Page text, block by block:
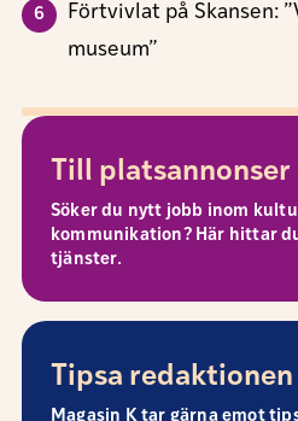
Förtvivlat på Skansen:
museum”
Till platsannonser
Söker du nytt jobb inom
kommunikation? Här hittar
tjänster.
Tipsa redaktionen
Magasin K tar gärna emot